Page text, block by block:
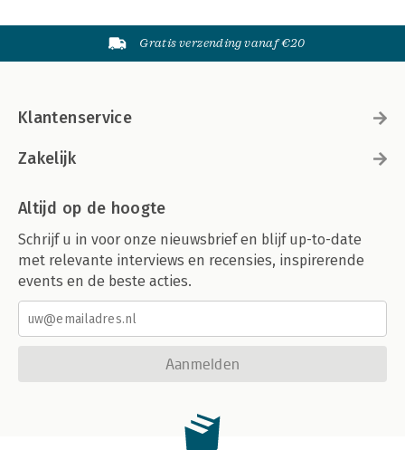
Gratis verzending vanaf €20
Klantenservice
Zakelijk
Altijd op de hoogte
Schrijf u in voor onze nieuwsbrief en blijf up-to-date
met relevante interviews en recensies, inspirerende
events en de beste acties.
Aanmelden